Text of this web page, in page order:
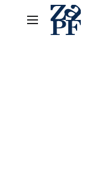
springenHauptmenü